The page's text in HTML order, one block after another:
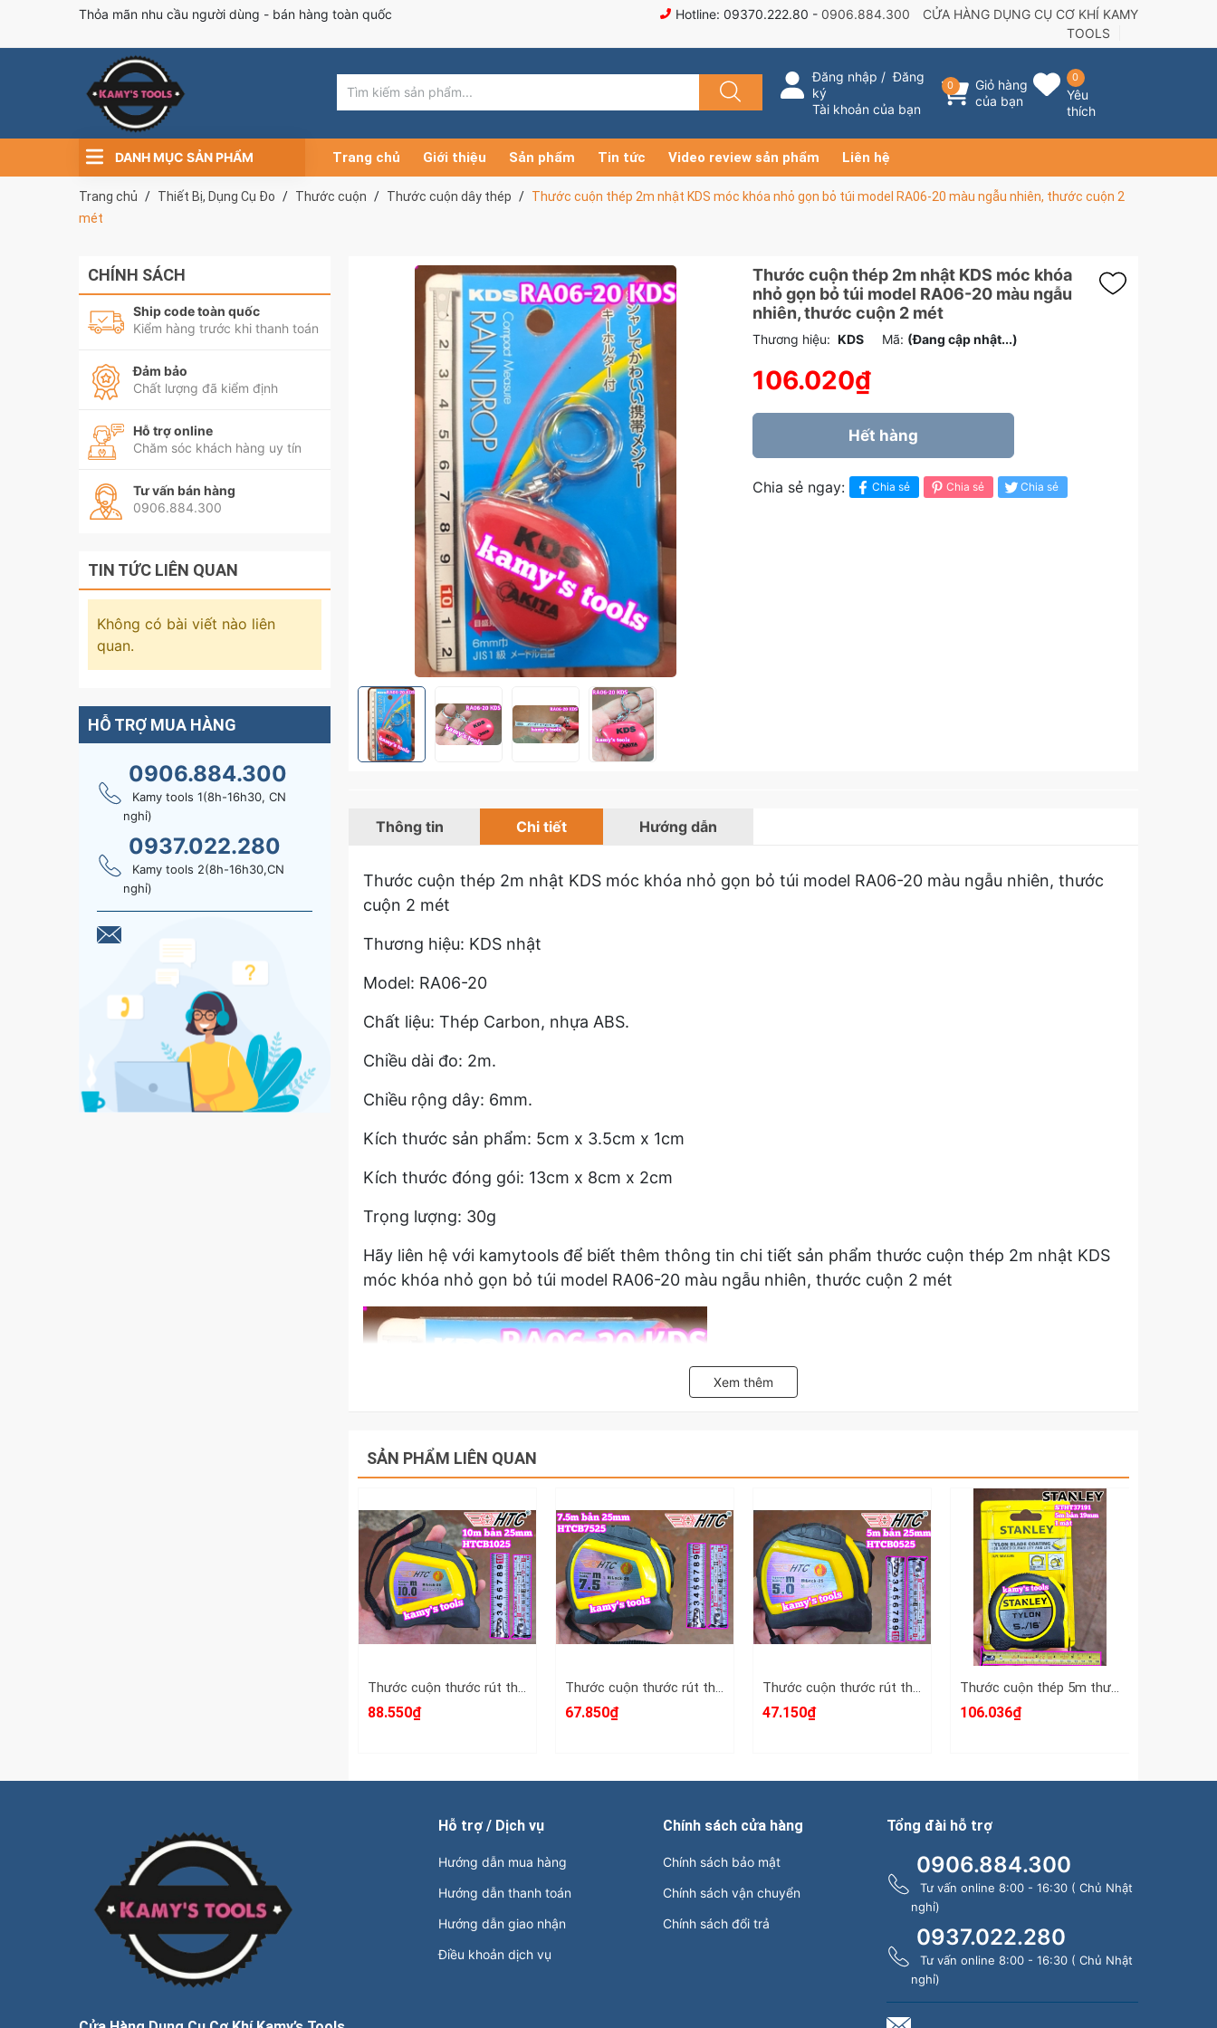
Thỏa mãn nhu cầu người dùng - bán hàng toàn quốc Hotline: 09370.222.80 - 0906.884.300
CỬA HÀNG DỤNG CỤ CƠ KHÍ KAMY
TOOLS
Đăng nhập /Đăng
ký
Tài khoản của bạn
0
Giỏ hàng
của bạn
0
Yêu
thích
DANH MỤC SẢN PHẨM Trang chủ Giới thiệu Sản phẩm Tin tức Video review sản phẩm Liên hệ
Trang chủ Thiết Bị, Dụng Cụ Đo Thước cuộn Thước cuộn dây thép
Thước cuộn thép 2m nhật KDS móc khóa nhỏ gọn bỏ túi model RA06-20 màu ngẫu nhiên, thước cuộn 2
mét
Thước cuộn thép 2m nhật KDS móc khóa
nhỏ gọn bỏ túi model RA06-20 màu ngẫu
nhiên, thước cuộn 2 mét
Thương hiệu: KDS Mã: (Đang cập nhật...)
106.020₫
Hết hàng
Chia sẻ ngay: Chia sẻ Chia sẻ Chia sẻ
Thông tin Chi tiết Hướng dẫn
Thước cuộn thép 2m nhật KDS móc khóa nhỏ gọn bỏ túi model RA06-20 màu ngẫu nhiên, thước
cuộn 2 mét
Thương hiệu: KDS nhật
Model: RA06-20
Chất liệu: Thép Carbon, nhựa ABS.
Chiều dài đo: 2m.
Chiều rộng dây: 6mm.
Kích thước sản phẩm: 5cm x 3.5cm x 1cm
Kích thước đóng gói: 13cm x 8cm x 2cm
Trọng lượng: 30g
Hãy liên hệ với kamytools để biết thêm thông tin chi tiết sản phẩm thước cuộn thép 2m nhật KDS
móc khóa nhỏ gọn bỏ túi model RA06-20 màu ngẫu nhiên, thước cuộn 2 mét
Xem thêm
SẢN PHẨM LIÊN QUAN
Thước cuộn thước rút thước kéo 10m 10 mét bản 25mm HTC HiLock-25 model HTCB1025 tự động khóa
88.550₫
Thước cuộn thước rút thước kéo 7.5m 7.5 mét bản 25mm HTC HiLock-25 model HTCB7525 tự động khóa
67.850₫
Thước cuộn thước rút thước kéo 5m 5 mét bản 25mm HTC HiLock-25 model HTCB0525 tự động khóa
47.150₫
Thước cuộn thép 5m thước kéo 5 mét 1 mặt hệ mét inch bản 19mm Stanley STHT37191
106.036₫
CHÍNH SÁCH
Ship code toàn quốc
Kiểm hàng trước khi thanh toán
Đảm bảo
Chất lượng đã kiểm định
Hỗ trợ online
Chăm sóc khách hàng uy tín
Tư vấn bán hàng
0906.884.300
TIN TỨC LIÊN QUAN
Không có bài viết nào liên
quan.
HỖ TRỢ MUA HÀNG
0906.884.300
Kamy tools 1(8h-16h30, CN
nghỉ)
0937.022.280
Kamy tools 2(8h-16h30,CN
nghỉ)
Hỗ trợ / Dịch vụ
Hướng dẫn mua hàng
Hướng dẫn thanh toán
Hướng dẫn giao nhận
Điều khoản dịch vụ
Chính sách cửa hàng
Chính sách bảo mật
Chính sách vận chuyển
Chính sách đổi trả
Tổng đài hỗ trợ
0906.884.300
Tư vấn online 8:00 - 16:30 ( Chủ Nhật
nghỉ)
0937.022.280
Tư vấn online 8:00 - 16:30 ( Chủ Nhật
nghỉ)